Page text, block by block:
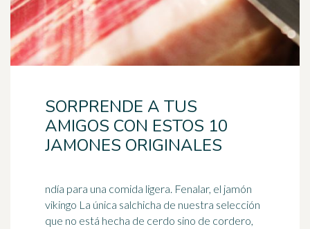
SORPRENDE A TUS
AMIGOS CON ESTOS 10
JAMONES ORIGINALES
ndía para una comida ligera. Fenalar, el jamón
vikingo La única salchicha de nuestra selección
que no está hecha de cerdo sino de cordero,